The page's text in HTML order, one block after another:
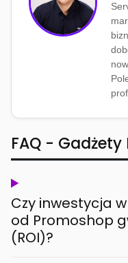
FAQ -
Czy inwestycja
od Promoshop
(ROI)?